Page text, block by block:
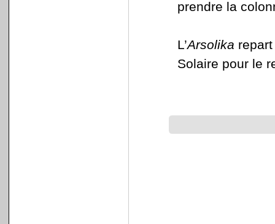
prendre la
L’Arsolika
Solaire pour le